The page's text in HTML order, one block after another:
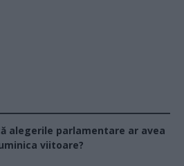
alegerile parlamentare ar avea
viitoare?